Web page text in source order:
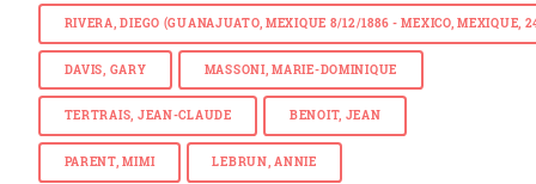
RIVERA, DIEGO (GUANAJUATO, MEXIQUE 8/12/1886 - MEXICO, MEXIQUE,
DAVIS, GARY MASSONI, MARIE-DOMINIQUE
TERTRAIS, JEAN-CLAUDE BENOIT, JEAN
PARENT, MIMI LEBRUN, ANNIE